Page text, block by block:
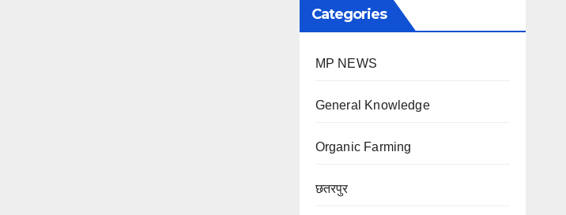
Categories
MP NEWS
General Knowledge
Organic Farming
छतरपुर